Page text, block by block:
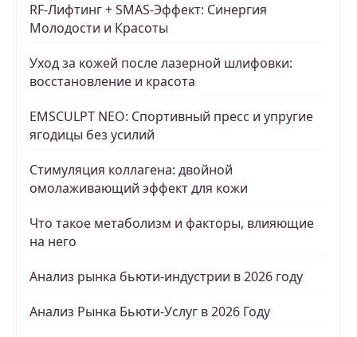
RF-Лифтинг + SMAS-Эффект: Синергия
Молодости и Красоты
Уход за кожей после лазерной шлифовки:
восстановление и красота
EMSCULPT NEO: Спортивный пресс и упругие
ягодицы без усилий
Стимуляция коллагена: двойной
омолаживающий эффект для кожи
Что такое метаболизм и факторы, влияющие
на него
Анализ рынка бьюти-индустрии в 2026 году
Анализ Рынка Бьюти-Услуг в 2026 Году